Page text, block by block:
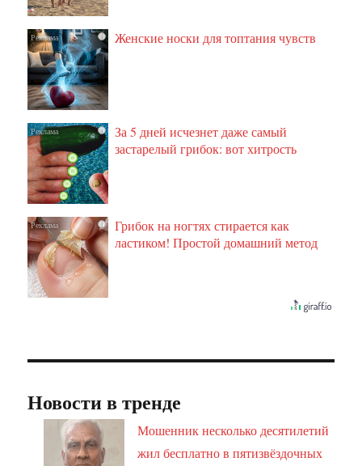
i Женские носки для топтания чувств
i
За 5 дней исчезнет даже самый
застарелый грибок: вот хитрость
i
Грибок на ногтях стирается как
ластиком! Простой домашний метод
Новости в тренде
Мошенник несколько десятилетий
жил бесплатно в пятизвёздочных